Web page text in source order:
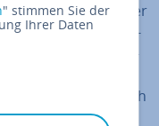
bei der
und Kom­mu­
sich bei der Er­ar­
viel Zeit zu
Ideen empfiehlt sich
auch in digitaler
" stimmen Sie der
Ihrer Daten